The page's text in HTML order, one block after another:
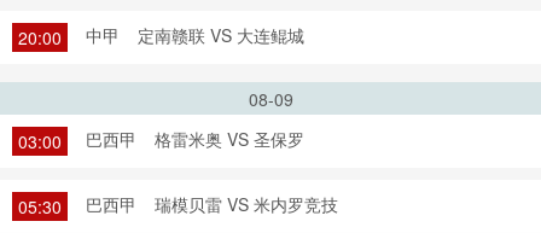
20:00 中甲 定南赣联 VS 大连鲲城
08-09
03:00
巴西甲 格雷米奥 VS 圣保罗
05:30 巴西甲 瑞模贝雷 VS 米内罗竞技